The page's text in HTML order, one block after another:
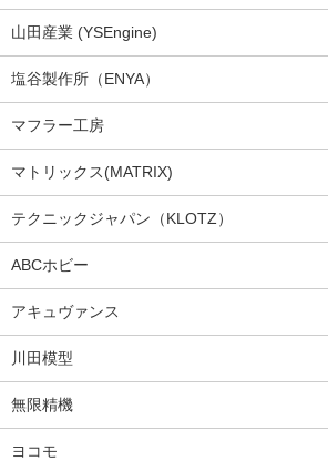
山田産業 (YSEngine)
塩谷製作所（ENYA）
マフラー工房
マトリックス(MATRIX)
テクニックジャパン（KLOTZ）
ABCホビー
アキュヴァンス
川田模型
無限精機
ヨコモ